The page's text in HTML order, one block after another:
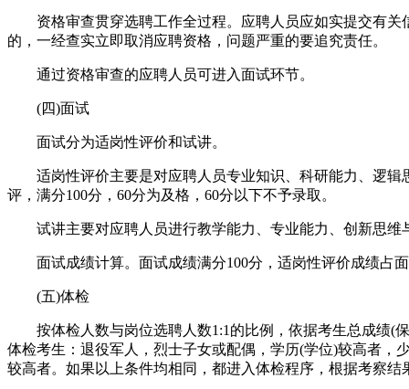
资格审查贯穿选聘工作全过程。应聘人员应如实提交有关
的，一经查实立即取消应聘资格，问题严重的要追究责任。
通过资格审查的应聘人员可进入面试环节。
(四)面试
面试分为适岗性评价和试讲。
适岗性评价主要是对应聘人员专业知识、科研能力、逻辑
评，满分100分，60分为及格，60分以下不予录取。
试讲主要对应聘人员进行教学能力、专业能力、创新思维
面试成绩计算。面试成绩满分100分，适岗性评价成绩占面
(五)体检
按体检人数与岗位选聘人数1:1的比例，依据考生总成绩(
体检考生：退役军人，烈士子女或配偶，学历(学位)较高者，
较高者。如果以上条件均相同，都进入体检程序，根据考察结